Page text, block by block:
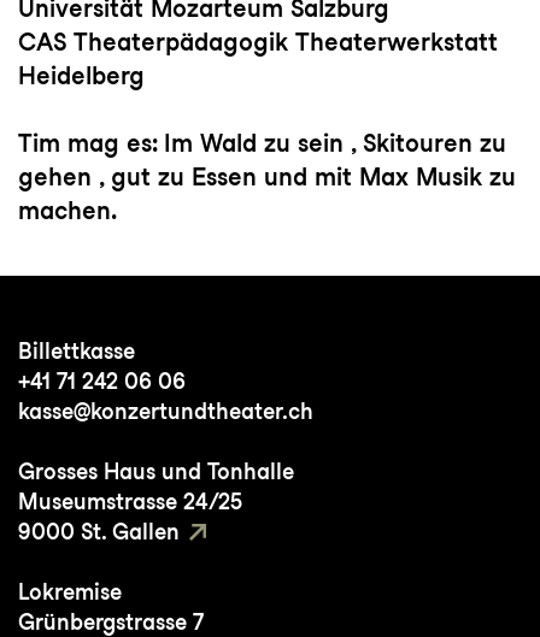
Universität Mozarteum Salzburg
CAS Theaterpädagogik Theaterwerkstatt
Heidelberg
Tim mag es: Im Wald zu sein , Skitouren zu
gehen , gut zu Essen und mit Max Musik zu
machen.
Billettkasse
+41 71 242 06 06
kasse@konzertundtheater.ch
Grosses Haus und Tonhalle
Museumstrasse 24/25
9000 St. Gallen
Lokremise
Grünbergstrasse 7